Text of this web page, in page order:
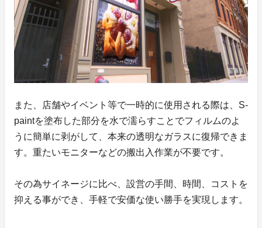
また、店舗やイベント等で一時的に使用される際は、S-
paintを塗布した部分を水で濡らすことでフィルムのよ
うに簡単に剥がして、本来の透明なガラスに復帰できま
す。重たいモニターなどの搬出入作業が不要です。
その為サイネージに比べ、設営の手間、時間、コストを
抑える事ができ、手軽で安価な使い勝手を実現します。